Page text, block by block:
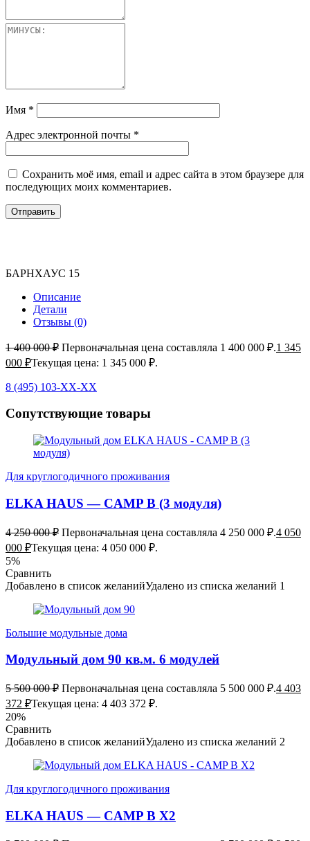
Имя *
Адрес электронной почты *
Сохранить моё имя, email и адрес сайта в этом браузере для
последующих моих комментариев.
БАРНХАУС 15
Описание
Детали
Отзывы (0)
1 400 000₽ Первоначальная цена составляла 1 400 000 ₽.1 345
000 ₽Текущая цена: 1 345 000 ₽.
8 (495) 103-ХХ-ХХ
Сопутствующие товары
Для круглогодичного проживания
ELKA HAUS — CAMP B (3 модуля)
4 250 000₽ Первоначальная цена составляла 4 250 000 ₽.4 050
000 ₽Текущая цена: 4 050 000 ₽.
5%
Сравнить
Добавлено в список желанийУдалено из списка желаний 1
Большие модульные дома
Модульный дом 90 кв.м. 6 модулей
5 500 000₽ Первоначальная цена составляла 5 500 000 ₽.4 403
372 ₽Текущая цена: 4 403 372 ₽.
20%
Сравнить
Добавлено в список желанийУдалено из списка желаний 2
Для круглогодичного проживания
ELKA HAUS — CAMP B X2